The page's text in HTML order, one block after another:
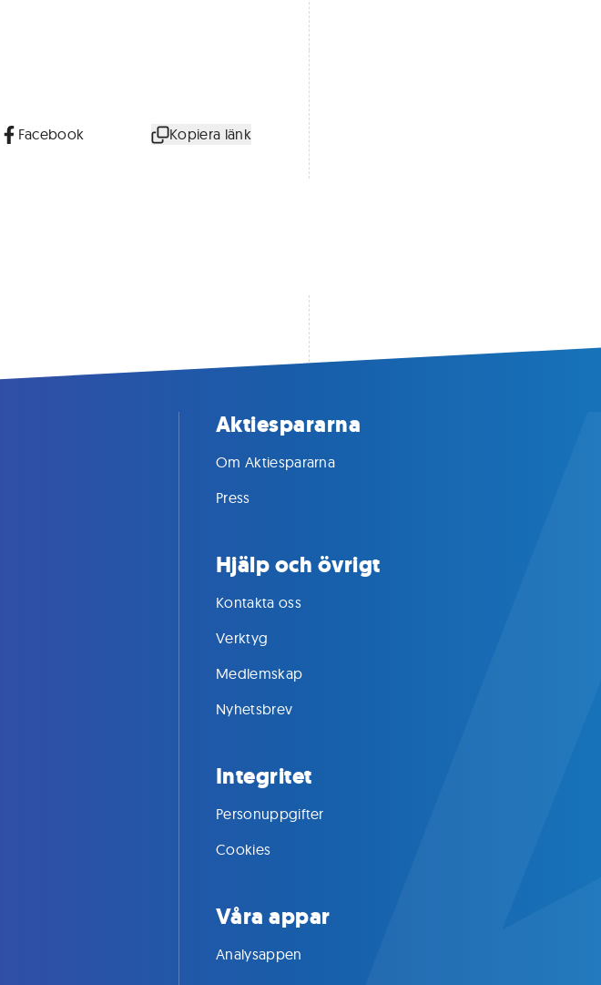
Facebook Kopiera länk
Aktiespararna
Om Aktiespararna
Press
Hjälp och övrigt
Kontakta oss
Verktyg
Medlemskap
Nyhetsbrev
Integritet
Personuppgifter
Cookies
Våra appar
Analysappen